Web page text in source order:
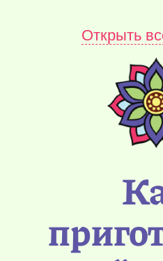
Открыть